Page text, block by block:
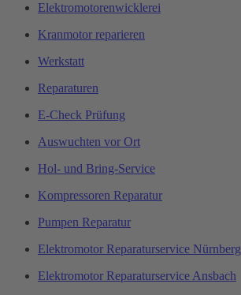
Elektromotorenwicklerei
Kranmotor reparieren
Werkstatt
Reparaturen
E-Check Prüfung
Auswuchten vor Ort
Hol- und Bring-Service
Kompressoren Reparatur
Pumpen Reparatur
Elektromotor Reparaturservice Nürnberg
Elektromotor Reparaturservice Ansbach